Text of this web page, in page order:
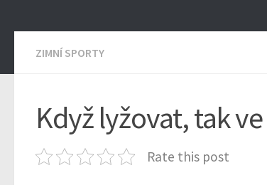
ZIMNÍ SPORTY
Když lyžovat, tak
Rate this post